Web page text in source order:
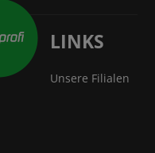
LINKS
Unsere Filialen